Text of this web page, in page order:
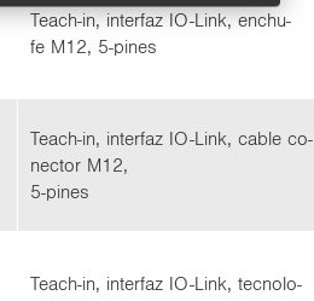
Teach-​in, in­ter­faz IO-​Link, en­chu­
fe M12, 5-​pines
Teach-​in, in­ter­faz IO-​Link, cable co­
nec­tor M12,
5-​pines
Teach-​in, in­ter­faz IO-​Link, tec­no­lo­